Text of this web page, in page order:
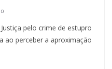
pelo crime de estupro
ao perceber a aproximação